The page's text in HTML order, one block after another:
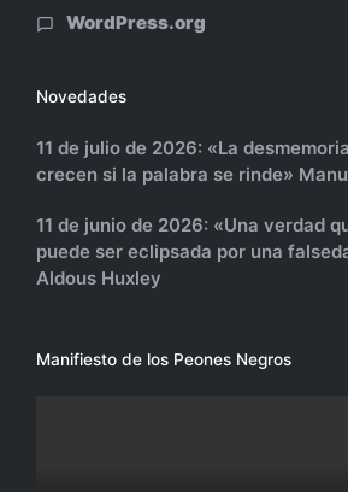
WordPress.org
Novedades
11 de julio de 2026: «La
crecen si la palabra se rinde»
11 de junio de 2026: «Una verdad
puede ser eclipsada por una
Aldous Huxley
Manifiesto de los Peones Negros